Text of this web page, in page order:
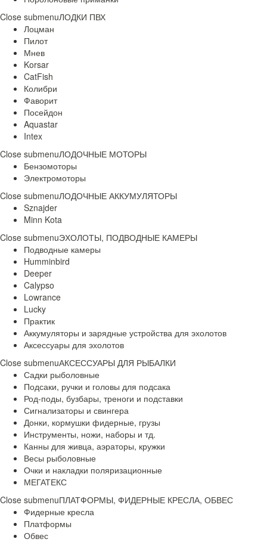
Close submenuЛОДКИ ПВХ
Лоцман
Пилот
Мнев
Korsar
CatFish
Колибри
Фаворит
Посейдон
Aquastar
Intex
Close submenuЛОДОЧНЫЕ МОТОРЫ
Бензомоторы
Электромоторы
Close submenuЛОДОЧНЫЕ АККУМУЛЯТОРЫ
Sznajder
Minn Kota
Close submenuЭХОЛОТЫ, ПОДВОДНЫЕ КАМЕРЫ
Подводные камеры
Humminbird
Deeper
Calypso
Lowrance
Lucky
Практик
Аккумуляторы и зарядные устройства для эхолотов
Аксессуары для эхолотов
Close submenuАКСЕССУАРЫ ДЛЯ РЫБАЛКИ
Садки рыболовные
Подсаки, ручки и головы для подсака
Род-поды, бузбары, треноги и подставки
Сигнализаторы и свингера
Донки, кормушки фидерные, грузы
Инструменты, ножи, наборы и тд.
Канны для живца, аэраторы, кружки
Весы рыболовные
Очки и накладки поляризационные
МЕГАТЕКС
Close submenuПЛАТФОРМЫ, ФИДЕРНЫЕ КРЕСЛА, ОБВЕС
Фидерные кресла
Платформы
Обвес